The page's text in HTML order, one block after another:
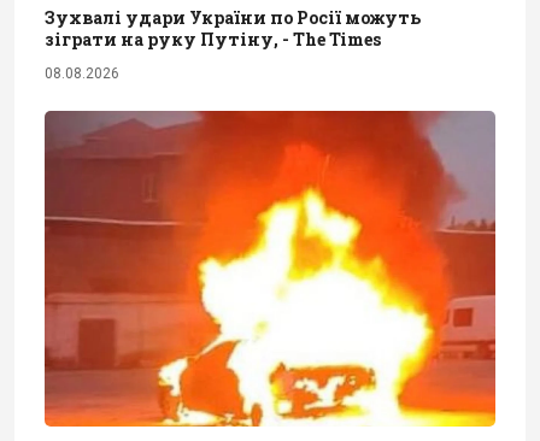
Зухвалі удари України по Росії можуть
зіграти на руку Путіну, - The Times
08.08.2026